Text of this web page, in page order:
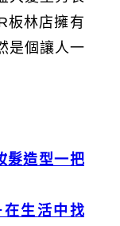
板林店擁有
是個讓人一
髮造型一把
在生活中找